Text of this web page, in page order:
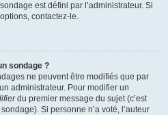
est défini par l’administrateur. Si
contactez-le.
sondage ?
ne peuvent être modifiés que par
administrateur. Pour modifier un
du premier message du sujet (c’est
Si personne n’a voté, l’auteur